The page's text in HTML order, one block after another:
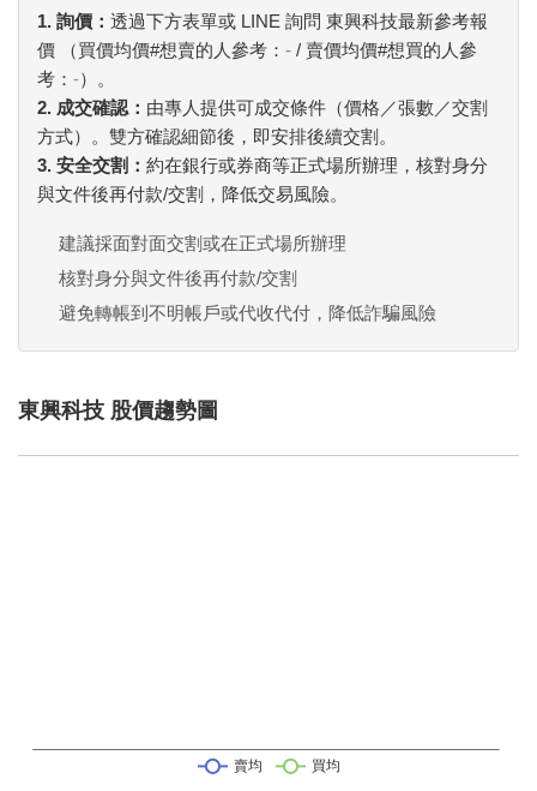
1. 詢價： 透過下方表單或 LINE 詢問 東興科技最新參考報
價 （買價均價#想賣的人參考： - / 賣價均價#想買的人參
考： -）。
2. 成交確認： 由專人提供可成交條件（價格／張數／交割
方式）。雙方確認細節後，即安排後續交割。
3. 安全交割： 約在銀行或券商等正式場所辦理，核對身分
與文件後再付款/交割，降低交易風險。
建議採面對面交割或在正式場所辦理
核對身分與文件後再付款/交割
避免轉帳到不明帳戶或代收代付，降低詐騙風險
東興科技 股價趨勢圖